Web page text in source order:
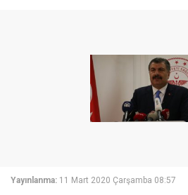
Yayınlanma: 11 Mart 2020 Çarşamba 08:57